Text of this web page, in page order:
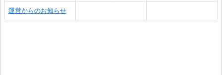
運営からのお知らせ